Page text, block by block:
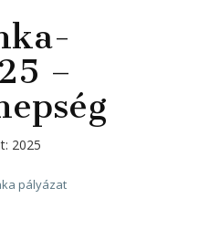
–
2025
pályázat